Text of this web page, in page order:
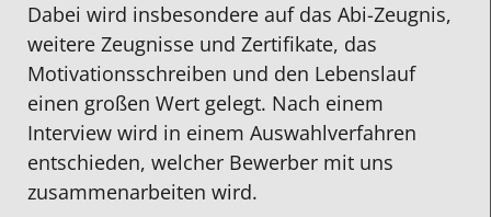
Dabei wird insbesondere auf das Abi-Zeugnis,
weitere Zeugnisse und Zertifikate, das
Motivationsschreiben und den Lebenslauf
einen großen Wert gelegt. Nach einem
Interview wird in einem Auswahlverfahren
entschieden, welcher Bewerber mit uns
zusammenarbeiten wird.